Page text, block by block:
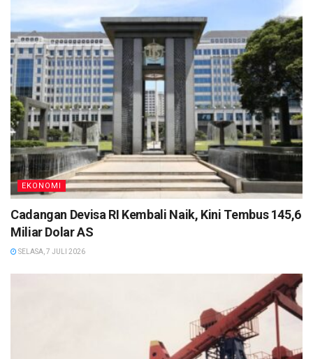
EKONOMI
Cadangan Devisa RI Kembali Naik, Kini Tembus 145,6
Miliar Dolar AS
SELASA, 7 JULI 2026